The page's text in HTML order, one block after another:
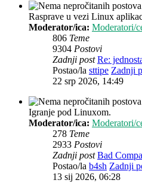
Rasprave u vezi Linux
Moderator/ica: Moderatori/
806 Teme
9304 Postovi
Zadnji post Re:
Postao/la sttipe Zadnji
22 srp 2026, 14:49
Igranje pod Linuxom.
Moderator/ica: Moderatori/
278 Teme
2933 Postovi
Zadnji post Bad
Postao/la b4sh Zadnji
13 sij 2026, 06:28